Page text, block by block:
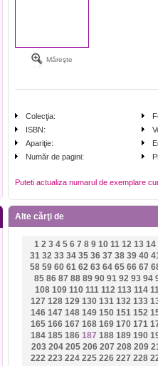
Măreşte
Colecţia:
ISBN:
Apariţie:
Număr de pagini:
Puteti actualiza numarul de exemplare
Alte cărţi de
1 2 3 4 5 6 7 8 9 10 11 12 13 14
31 32 33 34 35 36 37 38 39 40
58 59 60 61 62 63 64 65 66 67
85 86 87 88 89 90 91 92 93 94
108 109 110 111 112 113 114
127 128 129 130 131 132 133
146 147 148 149 150 151 152
165 166 167 168 169 170 171
184 185 186 187 188 189 190
203 204 205 206 207 208 209
222 223 224 225 226 227 228